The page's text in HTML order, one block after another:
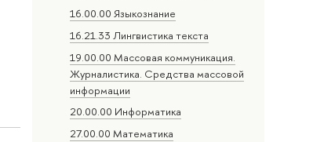
16.00.00 Языкознание
16.21.33 Лингвистика текста
19.00.00 Массовая коммуникация.
Журналистика. Средства массовой
информации
20.00.00 Информатика
27.00.00 Математика